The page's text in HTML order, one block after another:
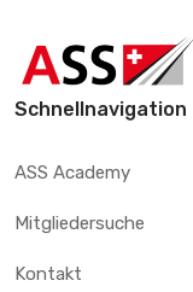
Schnellnavigation
ASS Academy
Mitgliedersuche
Kontakt